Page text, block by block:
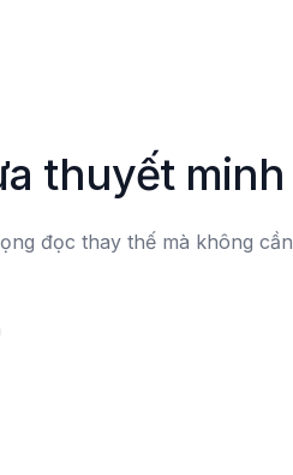
thuyết minh
đọc thay thế mà không cần